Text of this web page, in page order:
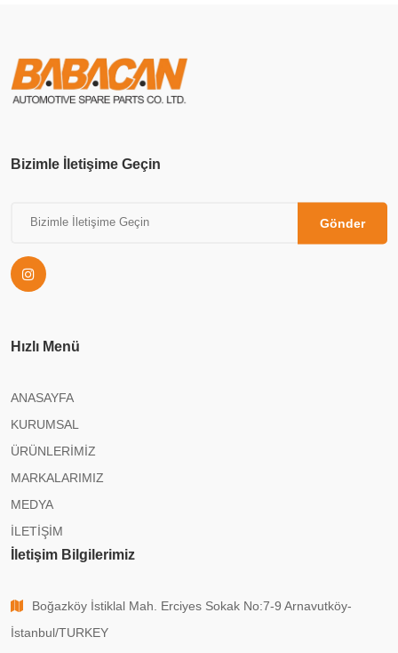
Bizimle İletişime Geçin
Gönder
Hızlı Menü
ANASAYFA
KURUMSAL
ÜRÜNLERİMİZ
MARKALARIMIZ
MEDYA
İLETİŞİM
İletişim Bilgilerimiz
Boğazköy İstiklal Mah. Erciyes Sokak No:7-9 Arnavutköy-
İstanbul/TURKEY